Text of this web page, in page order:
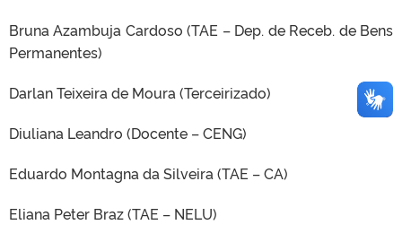
Bruna Azambuja Cardoso (TAE – Dep. de Receb. de Bens
Permanentes)
Darlan Teixeira de Moura (Terceirizado)
Diuliana Leandro (Docente – CENG)
Eduardo Montagna da Silveira (TAE – CA)
Eliana Peter Braz (TAE – NELU)